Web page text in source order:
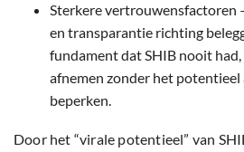
Sterkere vertrouwensfactoren
en transparantie richting
fundament dat SHIB nooit had,
afnemen zonder het
beperken.
Door het “virale potentieel” van